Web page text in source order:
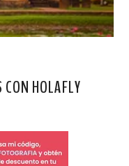
HOLAFLY